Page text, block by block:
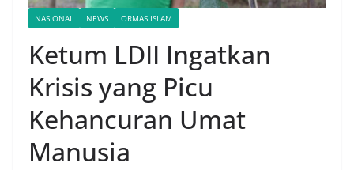
NASIONAL NEWS ORMAS ISLAM
Ketum LDII Ingatkan
Krisis yang Picu
Kehancuran Umat
Manusia